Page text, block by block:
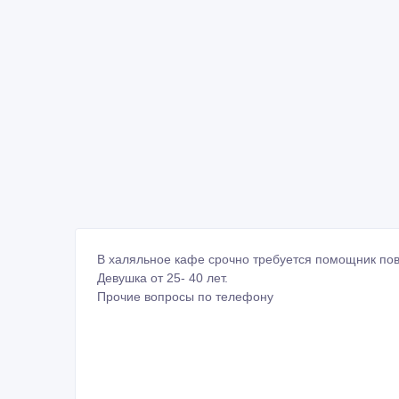
В халяльное кафе срочно требуется помощник
Девушка от 25- 40 лет.
Прочие вопросы по телефону